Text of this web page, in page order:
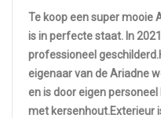
Te koop een super mooie
is in perfecte staat. In
professioneel geschilderd.
eigenaar van de Ariadne
en is door eigen
met kersenhout.Exterieur